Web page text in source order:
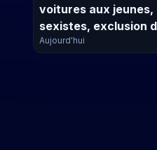
voitures aux
sexistes, exclusion
Aujourd'hui